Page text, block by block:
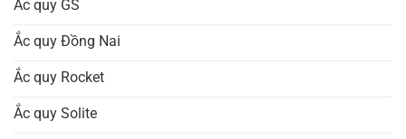
Ắc quy GS
Ắc quy Đồng Nai
Ắc quy Rocket
Ắc quy Solite